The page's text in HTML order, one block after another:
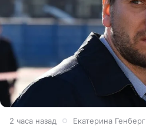
2 часа назад Екатерина Генберг